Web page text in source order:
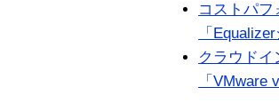
コストパ
「
クラウド
「VMware